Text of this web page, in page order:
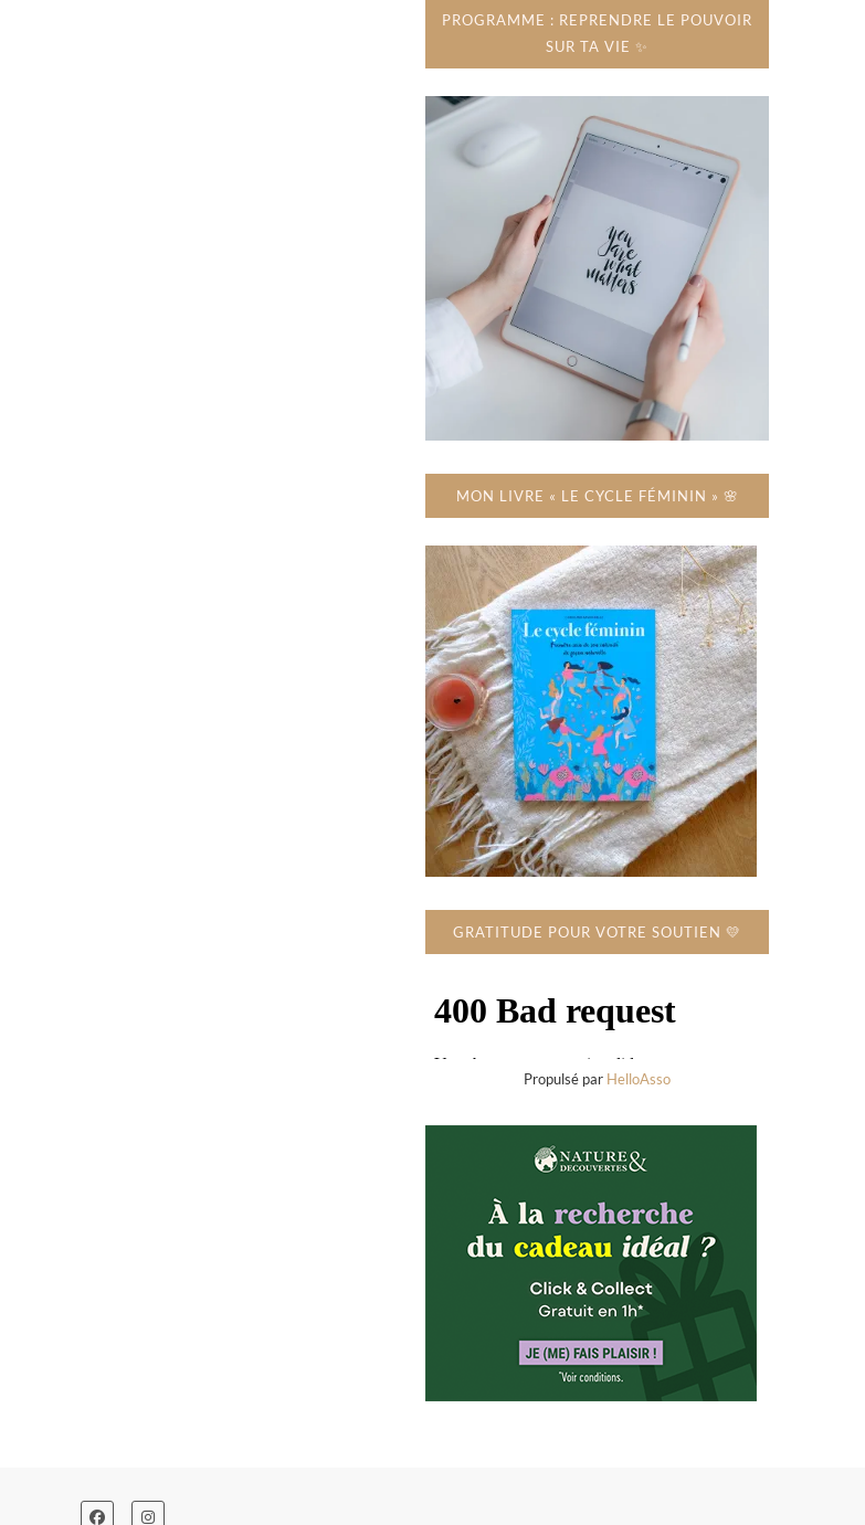
PROGRAMME : REPRENDRE LE POUVOIR
SUR TA VIE ✨
MON LIVRE « LE CYCLE FÉMININ » 🌸
GRATITUDE POUR VOTRE SOUTIEN 💛
Propulsé par HelloAsso